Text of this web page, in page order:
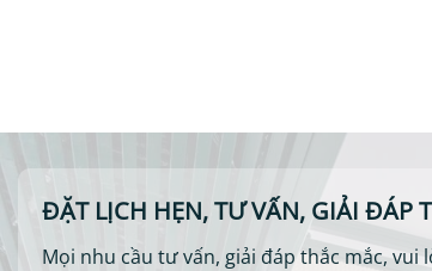
ĐẶT LỊCH HẸN, TƯ VẤN, GIẢI ĐÁP
Mọi nhu cầu tư vấn, giải đáp thắc mắc,